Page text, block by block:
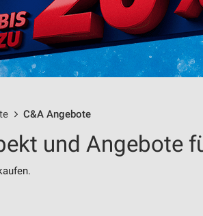
C&A Angebote
und Angebote